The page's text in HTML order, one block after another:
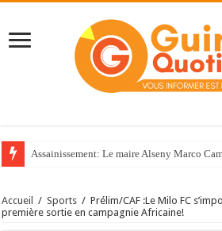
Assainissement: Le maire Alseny Marco
Accueil / Sports / Prélim/CAF :Le Milo FC
première sortie en campagnie Africaine!